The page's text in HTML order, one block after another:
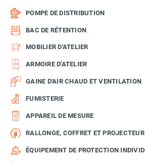
POMPE DE DISTRIBUTION
BAC DE RÉTENTION
MOBILIER D'ATELIER
ARMOIRE D'ATELIER
GAINE D'AIR CHAUD ET VENTILATION
FUMISTERIE
APPAREIL DE MESURE
RALLONGE, COFFRET ET
ÉQUIPEMENT DE PROTECTION